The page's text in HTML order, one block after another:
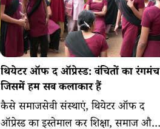
थियेटर ऑफ द ऑप्रेस्ड: वंचितों का रंगमंच
जिसमें हम सब कलाकार हैं
कैसे समाजसेवी संस्थाएं, थियेटर ऑफ द
ऑप्रेस्ड का इस्तेमाल कर शिक्षा, समाज और